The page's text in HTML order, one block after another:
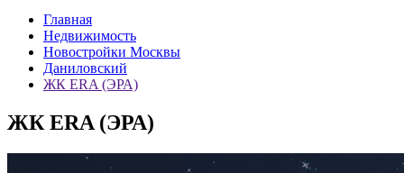
Главная
Недвижимость
Новостройки Москвы
Даниловский
ЖК ERA (ЭРА)
ЖК ERA (ЭРА)